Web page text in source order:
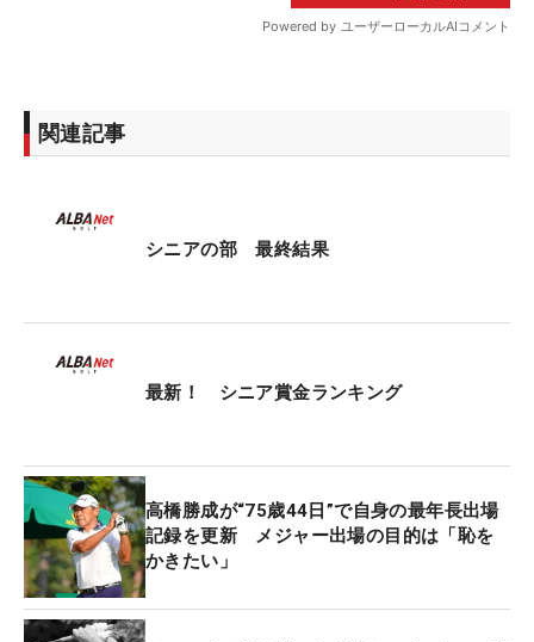
関連記事
シニアの部 最終結果
最新！ シニア賞金ランキング
高橋勝成が“75歳44日”で自身の最年長出場
記録を更新 メジャー出場の目的は「恥を
かきたい」